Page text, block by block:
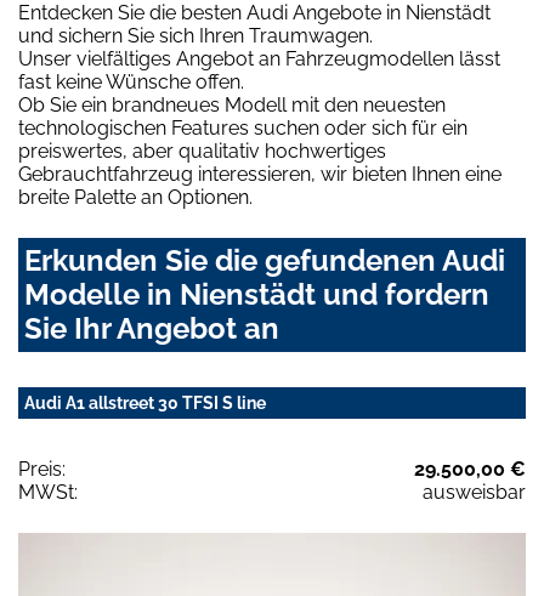
Entdecken Sie die besten Audi Angebote in Nienstädt
und sichern Sie sich Ihren Traumwagen.
Unser vielfältiges Angebot an Fahrzeugmodellen lässt
fast keine Wünsche offen.
Ob Sie ein brandneues Modell mit den neuesten
technologischen Features suchen oder sich für ein
preiswertes, aber qualitativ hochwertiges
Gebrauchtfahrzeug interessieren, wir bieten Ihnen eine
breite Palette an Optionen.
Erkunden Sie die gefundenen Audi
Modelle in Nienstädt und fordern
Sie Ihr Angebot an
Audi A1 allstreet 30 TFSI S line
Preis:
29.500,00 €
MWSt:
ausweisbar